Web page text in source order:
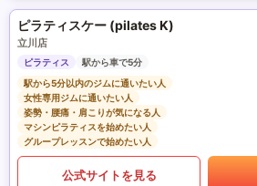
ピラティスケー (pilates K)
立川店
ピラティス
駅から車で5分
駅から5分以内のジムに通いたい人
女性専用ジムに通いたい人
姿勢・腰痛・肩こりが気になる人
マシンピラティスを始めたい人
グループレッスンで始めたい人
公式サイトを見る